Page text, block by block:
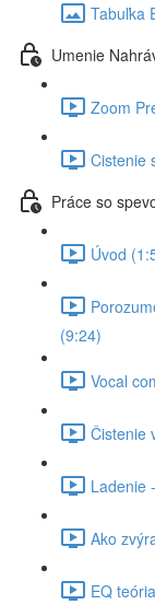
Tabuľka
Umenie
Zoom
Cistenie
Práce so
Úvod
(9:24)
Vocal
Čistenie
Ladenie
Ako
EQ